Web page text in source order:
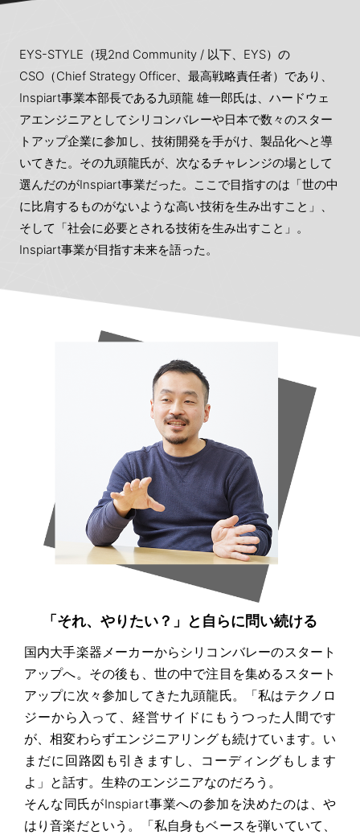
EYS-STYLE（現2nd Community / 以下、EYS）の
CSO（Chief Strategy Officer、最高戦略責任者）であり、
Inspiart事業本部長である九頭龍 雄一郎氏は、ハードウェ
アエンジニアとしてシリコンバレーや日本で数々のスター
トアップ企業に参加し、技術開発を手がけ、製品化へと導
いてきた。その九頭龍氏が、次なるチャレンジの場として
選んだのがInspiart事業だった。ここで目指すのは「世の中
に比肩するものがないような高い技術を生み出すこと」、
そして「社会に必要とされる技術を生み出すこと」。
Inspiart事業が目指す未来を語った。
「それ、やりたい？」と自らに問い続ける
国内大手楽器メーカーからシリコンバレーのスタート
アップへ。その後も、世の中で注目を集めるスタート
アップに次々参加してきた九頭龍氏。「私はテクノロ
ジーから入って、経営サイドにもうつった人間です
が、相変わらずエンジニアリングも続けています。い
まだに回路図も引きますし、コーディングもします
よ」と話す。生粋のエンジニアなのだろう。
そんな同氏がInspiart事業への参加を決めたのは、や
はり音楽だという。「私自身もベースを弾いていて、